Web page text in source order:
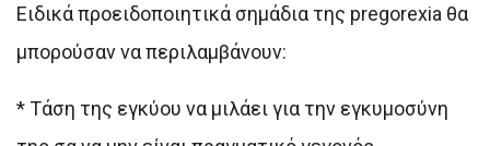
Ειδικά προειδοποιητικά σημάδια της pregorexia θα
μπορούσαν να περιλαμβάνουν:
* Τάση της εγκύου να μιλάει για την εγκυμοσύνη